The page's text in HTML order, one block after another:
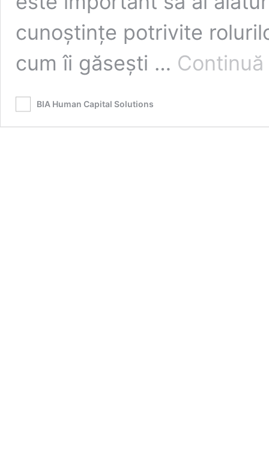
cunoștințe potrivite
cum îi găsești …
BIA Human Capital Solutions